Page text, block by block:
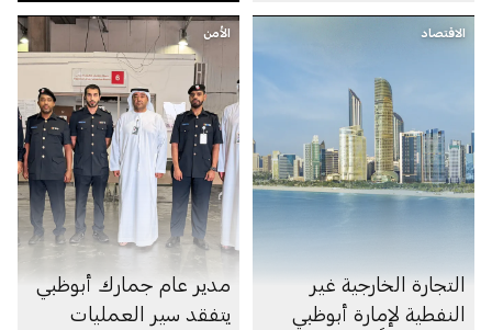
الاقتصاد
التجارة الخارجية غير
النفطية لإمارة أبوظبي
الأمن
مدير عام جمارك أبوظبي
يتفقد سير العمليات